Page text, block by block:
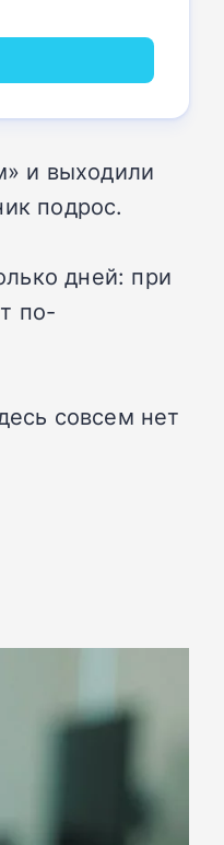
и выходили
подрос.
дней: при
по-
совсем нет